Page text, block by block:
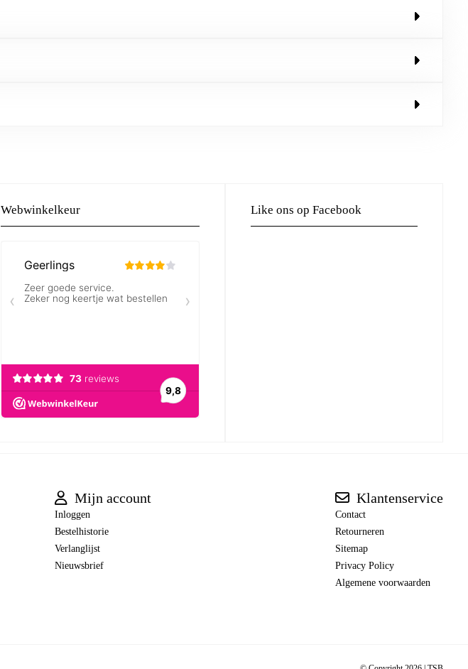
Webwinkelkeur Like ons op Facebook
Mijn account
Inloggen
Bestelhistorie
Verlanglijst
Nieuwsbrief
Klantenservice
Contact
Retourneren
Sitemap
Privacy Policy
Algemene voorwaarden